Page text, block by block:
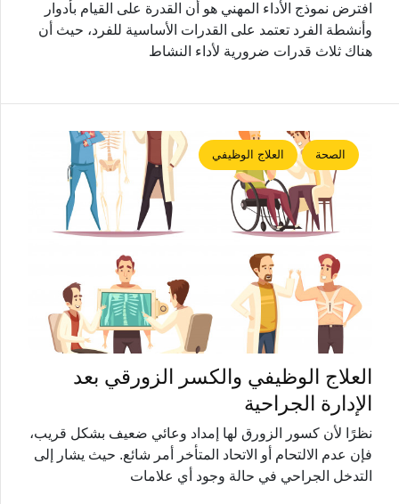
افترض نموذج الأداء المهني هو أن القدرة على القيام بأدوار
وأنشطة الفرد تعتمد على القدرات الأساسية للفرد، حيث أن
هناك ثلاث قدرات ضرورية لأداء النشاط
الصحة العلاج الوظيفي
العلاج الوظيفي والكسر الزورقي بعد
الإدارة الجراحية
نظرًا لأن كسور الزورق لها إمداد وعائي ضعيف بشكل قريب،
فإن عدم الالتحام أو الاتحاد المتأخر أمر شائع. حيث يشار إلى
التدخل الجراحي في حالة وجود أي علامات